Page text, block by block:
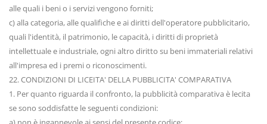
alle quali i beni o i servizi vengono forniti;
c) alla categoria, alle qualifiche e ai diritti dell'operatore pubblicitario,
quali l'identità, il patrimonio, le capacità, i diritti di proprietà
intellettuale e industriale, ogni altro diritto su beni immateriali relativi
all'impresa ed i premi o riconoscimenti.
22. CONDIZIONI DI LICEITA' DELLA PUBBLICITA' COMPARATIVA
1. Per quanto riguarda il confronto, la pubblicità comparativa è lecita
se sono soddisfatte le seguenti condizioni: